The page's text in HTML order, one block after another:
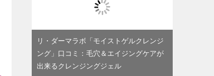
リ・ダーマラボ「モイストゲルクレンジ
ング」口コミ：毛穴＆エイジングケアが
出来るクレンジングジェル